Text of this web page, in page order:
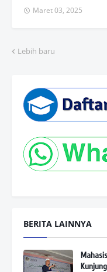
Maret 03, 2025
Lebih baru
BERITA LAINNYA